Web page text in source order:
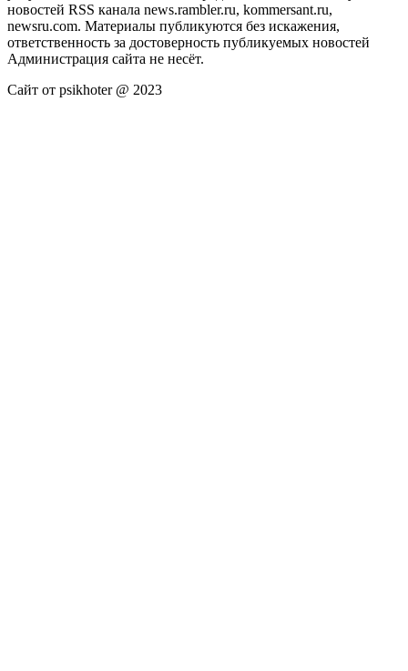
новостей RSS канала news.rambler.ru, kommersant.ru,
newsru.com. Материалы публикуются без искажения,
ответственность за достоверность публикуемых новостей
Администрация сайта не несёт.
Сайт от psikhoter @ 2023